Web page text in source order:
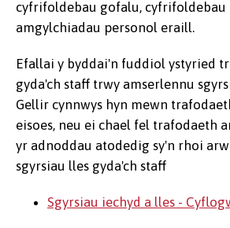
cyfrifoldebau gofalu, cyfrifoldebau
amgylchiadau personol eraill.
Efallai y byddai'n fuddiol ystyried
gyda'ch staff trwy amserlennu
Gellir cynnwys hyn mewn
eisoes, neu ei chael fel trafodaeth
yr adnoddau atodedig sy'n rhoi
sgyrsiau lles gyda'ch staff
Sgyrsiau iechyd a lles -